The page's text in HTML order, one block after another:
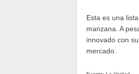
Esta es una
manzana. A
innovado con
mercado.